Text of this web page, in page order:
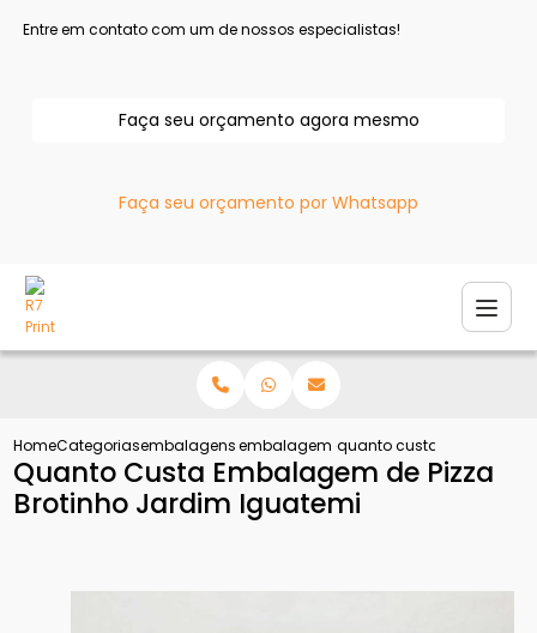
Entre em contato com um de nossos especialistas!
Faça seu orçamento agora mesmo
Faça seu orçamento por Whatsapp
HomeCategoriasembalagens para pizzaembalagem de pizza
quanto custa
Quanto Custa Embalagem de Pizza
Brotinho Jardim Iguatemi